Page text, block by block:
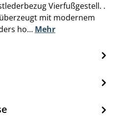
Vierfußgestell. .
mit modernem
ho… Mehr